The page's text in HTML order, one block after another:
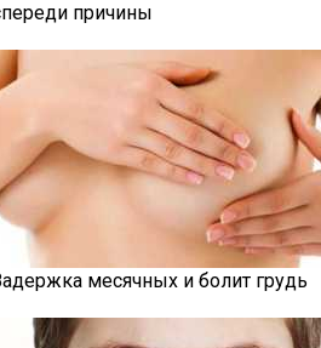
причины
месячных и болит грудь